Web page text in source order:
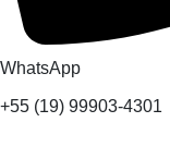
WhatsApp
+55 (19) 99903-4301